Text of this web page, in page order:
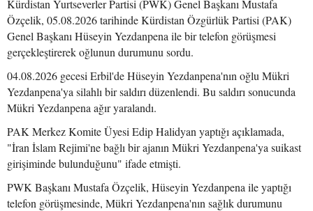
Kürdistan Yurtseverler Partisi (PWK) Genel Başkanı Mustafa
Özçelik, 05.08.2026 tarihinde Kürdistan Özgürlük Partisi (PAK)
Genel Başkanı Hüseyin Yezdanpena ile bir telefon görüşmesi
gerçekleştirerek oğlunun durumunu sordu.
04.08.2026 gecesi Erbil'de Hüseyin Yezdanpena'nın oğlu Mükri
Yezdanpena'ya silahlı bir saldırı düzenlendi. Bu saldırı sonucunda
Mükri Yezdanpena ağır yaralandı.
PAK Merkez Komite Üyesi Edip Halidyan yaptığı açıklamada,
"İran İslam Rejimi'ne bağlı bir ajanın Mükri Yezdanpena'ya suikast
girişiminde bulunduğunu" ifade etmişti.
PWK Başkanı Mustafa Özçelik, Hüseyin Yezdanpena ile yaptığı
telefon görüşmesinde, Mükri Yezdanpena'nın sağlık durumunu